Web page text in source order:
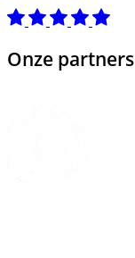
Onze partners